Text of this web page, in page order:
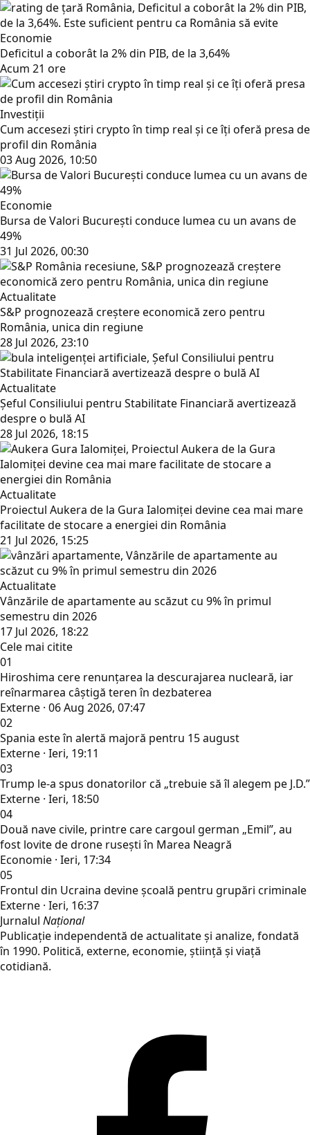
Economie
Deficitul a coborât la 2% din PIB, de la 3,64%
Acum 21 ore
Investiții
Cum accesezi știri crypto în timp real și ce îți oferă presa de
profil din România
03 Aug 2026, 10:50
Economie
Bursa de Valori București conduce lumea cu un avans de
49%
31 Jul 2026, 00:30
Actualitate
S&P prognozează creștere economică zero pentru
România, unica din regiune
28 Jul 2026, 23:10
Actualitate
Șeful Consiliului pentru Stabilitate Financiară avertizează
despre o bulă AI
28 Jul 2026, 18:15
Actualitate
Proiectul Aukera de la Gura Ialomiței devine cea mai mare
facilitate de stocare a energiei din România
21 Jul 2026, 15:25
Actualitate
Vânzările de apartamente au scăzut cu 9% în primul
semestru din 2026
17 Jul 2026, 18:22
Cele mai citite
01
Hiroshima cere renunțarea la descurajarea nucleară, iar
reînarmarea câștigă teren în dezbaterea
Externe · 06 Aug 2026, 07:47
02
Spania este în alertă majoră pentru 15 august
Externe · Ieri, 19:11
03
Trump le-a spus donatorilor că „trebuie să îl alegem pe J.D.”
Externe · Ieri, 18:50
04
Două nave civile, printre care cargoul german „Emil”, au
fost lovite de drone rusești în Marea Neagră
Economie · Ieri, 17:34
05
Frontul din Ucraina devine școală pentru grupări criminale
Externe · Ieri, 16:37
Jurnalul Național
Publicație independentă de actualitate și analize, fondată
în 1990. Politică, externe, economie, știință și viață
cotidiană.